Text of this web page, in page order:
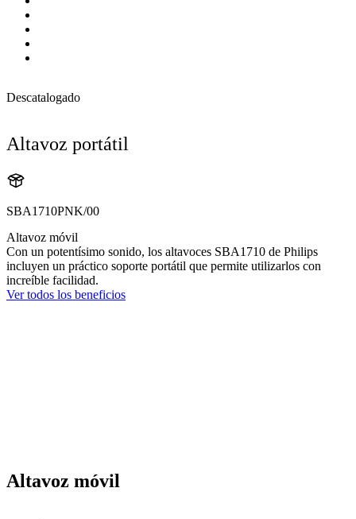
Descatalogado
Altavoz portátil
SBA1710PNK/00
Altavoz móvil
Con un potentísimo sonido, los altavoces SBA1710 de Philips
incluyen un práctico soporte portátil que permite utilizarlos con
increíble facilidad.
Ver todos los beneficios
Altavoz móvil